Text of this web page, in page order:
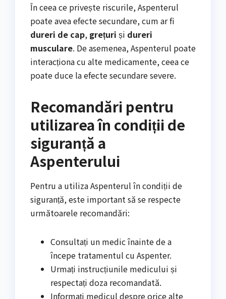
În ceea ce privește riscurile, Aspenterul
poate avea efecte secundare, cum ar fi
dureri de cap, grețuri și dureri
musculare. De asemenea, Aspenterul poate
interacționa cu alte medicamente, ceea ce
poate duce la efecte secundare severe.
Recomandări pentru
utilizarea în condiții de
siguranță a
Aspenterului
Pentru a utiliza Aspenterul în condiții de
siguranță, este important să se respecte
următoarele recomandări:
Consultați un medic înainte de a
începe tratamentul cu Aspenter.
Urmați instrucțiunile medicului și
respectați doza recomandată.
Informați medicul despre orice alte